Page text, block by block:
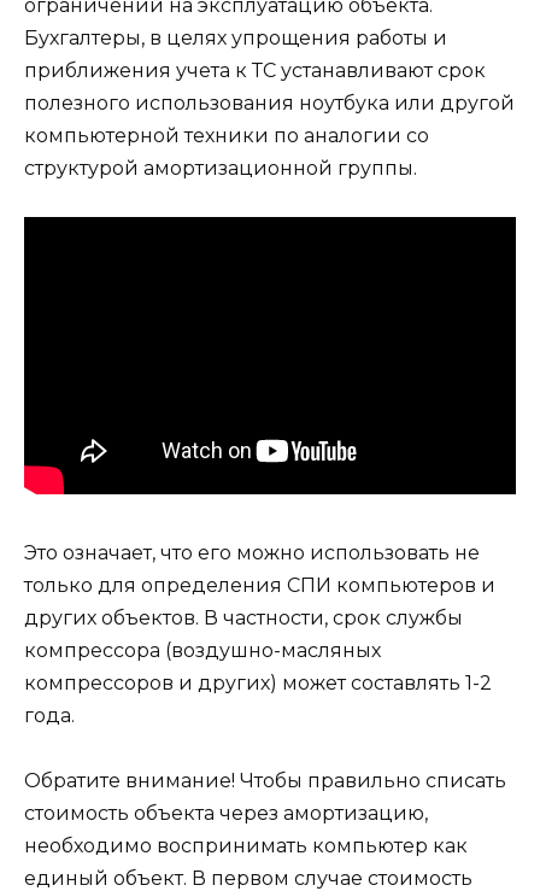
ограничений на эксплуатацию объекта.
Бухгалтеры, в целях упрощения работы и
приближения учета к ТС устанавливают срок
полезного использования ноутбука или другой
компьютерной техники по аналогии со
структурой амортизационной группы.
Это означает, что его можно использовать не
только для определения СПИ компьютеров и
других объектов. В частности, срок службы
компрессора (воздушно-масляных
компрессоров и других) может составлять 1-2
года.
Обратите внимание! Чтобы правильно списать
стоимость объекта через амортизацию,
необходимо воспринимать компьютер как
единый объект. В первом случае стоимость